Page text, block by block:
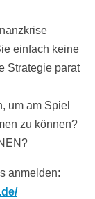
einfach keine
Strategie parat
um am Spiel
zu können?
anmelden: